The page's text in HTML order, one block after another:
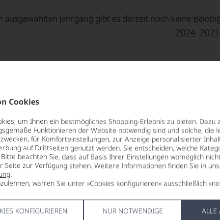
Cookies
um Ihnen ein bestmögliches Shopping-Erlebnis zu bieten. Dazu
Funktionieren der Website notwendig sind und solche, die
für Komforteinstellungen, zur Anzeige personalisierter
auf Drittseiten genutzt werden. Sie entscheiden, welche
beachten Sie, dass auf Basis Ihrer Einstellungen womöglich
Seite zur Verfügung stehen. Weitere Informationen finden Sie in
.
wählen Sie unter »Cookies konfigurieren« ausschließlich
KONFIGURIEREN NUR NOTWENDIGE ALLE
ausgewählten Jahrgang gibt es derzeit noch keine
2024 2021
LAGERPOTENTIAL
2028
VERSCHLUSS
Drehverschluss
ALLERGENHINWEIS
HERSTELLER / IMPORTEUR
trocken
Ø
FETT
davon